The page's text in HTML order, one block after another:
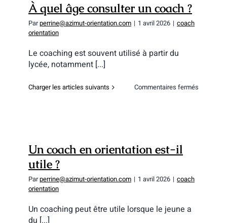
À quel âge consulter un coach ?
Parperrine@azimut-orientation.com | 1 avril 2026 | coach
orientation
Le coaching est souvent utilisé à partir du
lycée, notamment [...]
Charger les articles suivants Commentaires fermés
Un coach en orientation est-il
utile ?
Parperrine@azimut-orientation.com | 1 avril 2026 | coach
orientation
Un coaching peut être utile lorsque le jeune a
du [...]